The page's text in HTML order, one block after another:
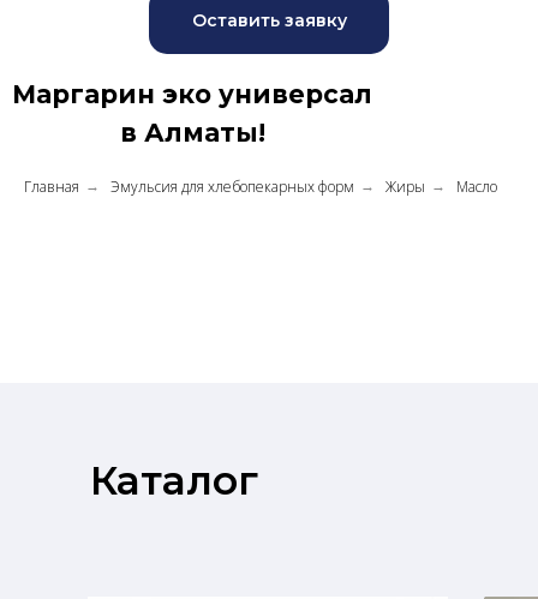
Оставить заявку
Маргарин эко универсал
в Алматы!
Главная → Эмульсия для хлебопекарных форм → Жиры → Масло
Каталог